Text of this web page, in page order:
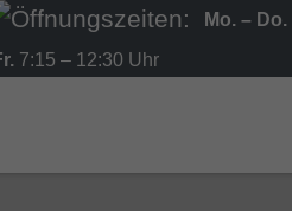
Mo. – Do.
7:15 – 12:30 Uhr